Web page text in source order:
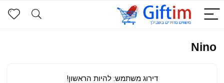
Nino
דירוג משתמש:להיות הראשון!